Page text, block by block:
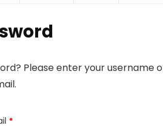
Please enter your username
*Required